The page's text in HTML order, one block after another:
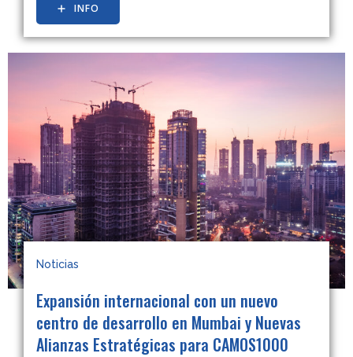
INFO
Noticias
Expansión internacional con un nuevo
centro de desarrollo en Mumbai y Nuevas
Alianzas Estratégicas para CAMOS1000